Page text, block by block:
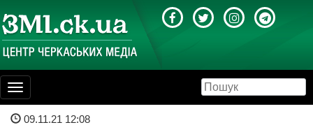
Toggle
navigation
09.11.21 12:08